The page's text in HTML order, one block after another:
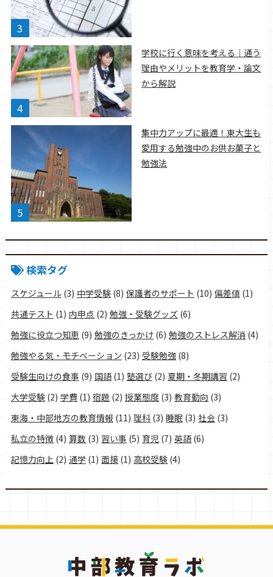
学校に行く意味を考える｜通う
理由やメリットを教育学・論文
から解説
集中力アップに最適！東大生も
愛用する勉強中のお供お菓子と
勉強法
検索タグ
スケジュール(3) 中学受験 (8) 保護者のサポート (10) 偏差値 (1)
共通テスト (1) 内申点 (2) 勉強・受験グッズ (6)
勉強に役立つ知恵 (9) 勉強のきっかけ (6) 勉強のストレス解消 (4)
勉強やる気・モチベーション (23) 受験勉強 (8)
受験生向けの食事 (9) 国語(1) 塾選び (2) 夏期・冬期講習 (2)
大学受験(2) 学費 (1) 宿題 (2) 授業態度 (3) 教育動向 (3)
東海・中部地方の教育情報 (11) 理科 (3) 睡眠 (3) 社会 (3)
私立の特徴(4) 算数 (3) 習い事 (5) 育児 (7) 英語(6)
記憶力向上(2) 通学 (1) 面接 (1) 高校受験 (4)